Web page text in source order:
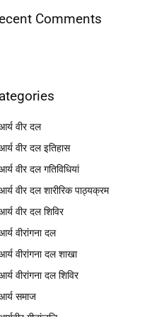
Comments
वीर दल
वीर दल इतिहास
वीर दल गतिविधियां
वीर दल शारीरिक पाठ्यक्रम
वीर दल शिविर
वीरांगना दल
वीरांगना दल शाखा
वीरांगना दल शिविर
समाज